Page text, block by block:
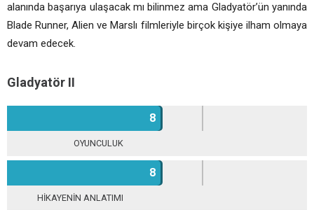
alanında başarıya ulaşacak mı bilinmez ama Gladyatör’ün yanında
Blade Runner, Alien ve Marslı filmleriyle birçok kişiye ilham olmaya
devam edecek.
Gladyatör II
8
OYUNCULUK
8
HİKAYENİN ANLATIMI